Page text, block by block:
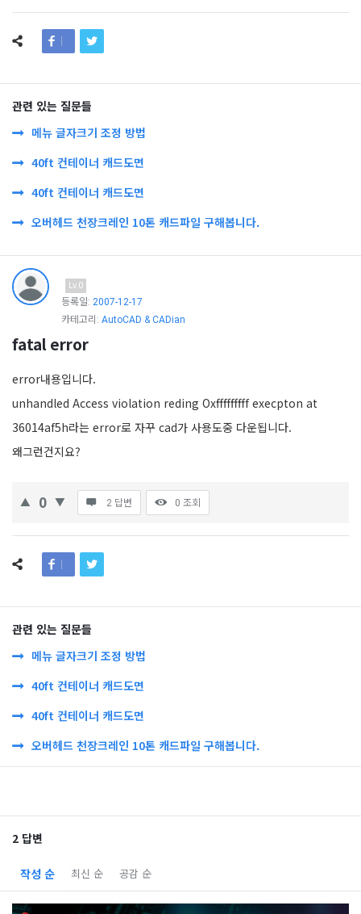
관련 있는 질문들
메뉴 글자크기 조정 방법
40ft 컨테이너 캐드도면
40ft 컨테이너 캐드도면
오버헤드 천장크레인 10톤 캐드파일 구해봅니다.
Lv.0
등록일: 2007-12-17
카테고리: AutoCAD & CADian
fatal error
error내용입니다.
unhandled Access violation reding Oxfffffffff execpton at
36014af5h라는 error로 자꾸 cad가 사용도중 다운됩니다.
왜그런건지요?
0 2 답변 0 조회
관련 있는 질문들
메뉴 글자크기 조정 방법
40ft 컨테이너 캐드도면
40ft 컨테이너 캐드도면
오버헤드 천장크레인 10톤 캐드파일 구해봅니다.
2 답변
작성 순 최신 순 공감 순